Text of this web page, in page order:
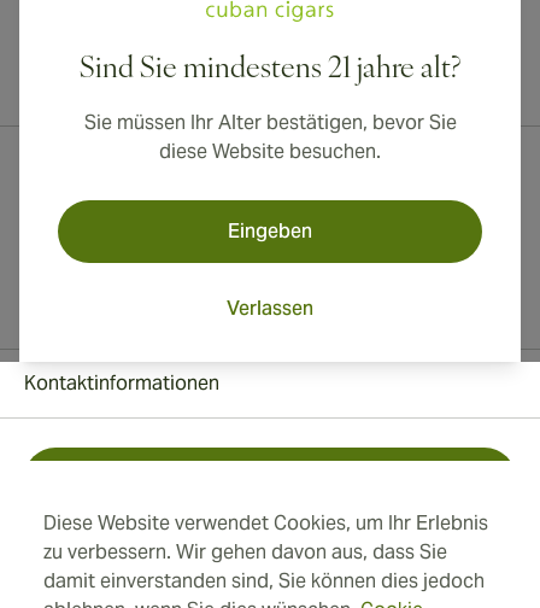
Diese Website verwendet Cookies, um Ihr Erlebnis
zu verbessern. Wir gehen davon aus, dass Sie
damit einverstanden sind, Sie können dies jedoch
Sind Sie mindestens 21 jahre alt?
Sie müssen Ihr Alter bestätigen, bevor Sie
diese Website besuchen.
Eingeben
Verlassen
Internationaler Versand nach Kanada, Vereinigtes Königreich und
Kontaktinformationen
+41 22 518 44 43